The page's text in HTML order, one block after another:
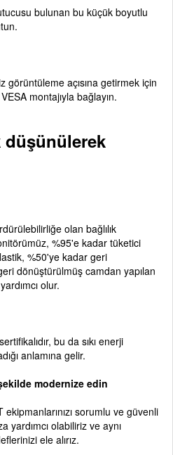
bulunan bu küçük boyutlu
açısına getirmek için
montajıyla bağlayın.
olan bağlılık
%95'e kadar tüketici
%50'ye kadar geri
dönüştürülmüş camdan yapılan
olur.
bu da sıkı enerji
anlamına gelir.
modernize edin
sorumlu ve güvenli
yardımcı olabiliriz ve aynı
ele alırız.